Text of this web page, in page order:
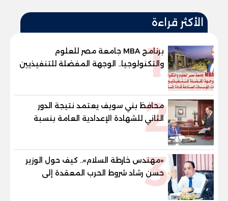
الأكثر قراءة
1
برنامج MBA جامعة مصر للعلوم
والتكنولوجيا.. الوجهة المفضلة للتنفيذيين
وقيادات المؤسسات لصناعة قادة
2
محافظ بني سويف يعتمد نتيجة الدور
الثاني للشهادة الإعدادية العامة بنسبة
والنور للمكفوفين
3
«مهندس خارطة السلام».. كيف حول الوزير
حسن رشاد شروط الحرب المعقدة إلى
"خارطة طريق" للانسحاب والإعمار؟